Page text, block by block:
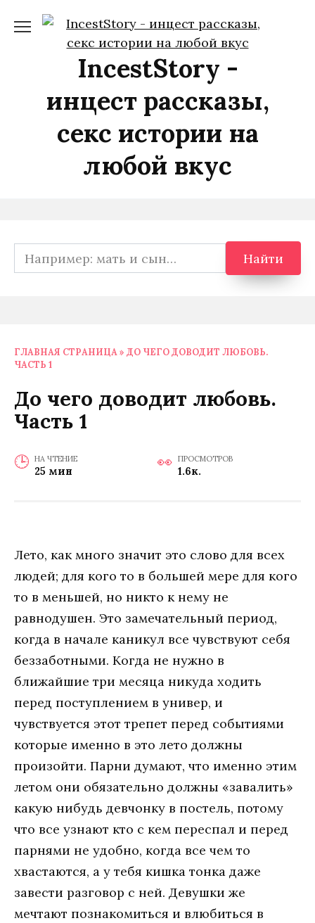
содержанию
IncestStory -
инцест рассказы,
секс истории на
любой вкус
Search
for:
Найти
ГЛАВНАЯ СТРАНИЦА » ДО ЧЕГО ДОВОДИТ ЛЮБОВЬ.
ЧАСТЬ 1
До чего доводит любовь.
Часть 1
НА ЧТЕНИЕ
25 мин
ПРОСМОТРОВ
1.6к.
Лето, как много значит это слово для всех
людей; для кого то в большей мере для кого
то в меньшей, но никто к нему не
равнодушен. Это замечательный период,
когда в начале каникул все чувствуют себя
беззаботными. Когда не нужно в
ближайшие три месяца никуда ходить
перед поступлением в универ, и
чувствуется этот трепет перед событиями
которые именно в это лето должны
произойти. Парни думают, что именно этим
летом они обязательно должны «завалить»
какую нибудь девчонку в постель, потому
что все узнают кто с кем переспал и перед
парнями не удобно, когда все чем то
хвастаются, а у тебя кишка тонка даже
завести разговор с ней. Девушки же
мечтают познакомиться и влюбиться в